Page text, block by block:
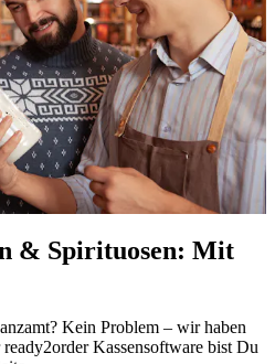
& Spirituosen: Mit
Kein Problem – wir haben
Kassensoftware bist Du